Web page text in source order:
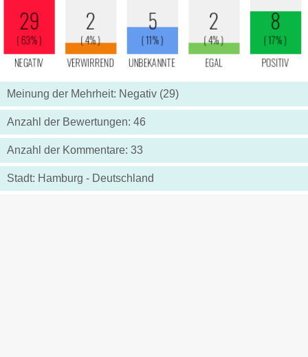
Meinung der Mehrheit: Negativ (29)
Anzahl der Bewertungen: 46
Anzahl der Kommentare: 33
Stadt: Hamburg - Deutschland